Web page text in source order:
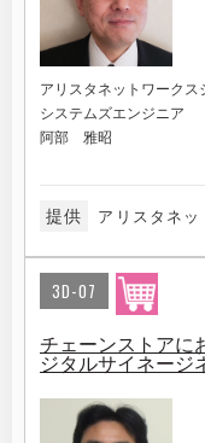
アリスタネットワークス
システムズエンジニア
阿部 雅昭
提供 アリスタネ
3D-07
チェーンストアに
ジタルサイネージ